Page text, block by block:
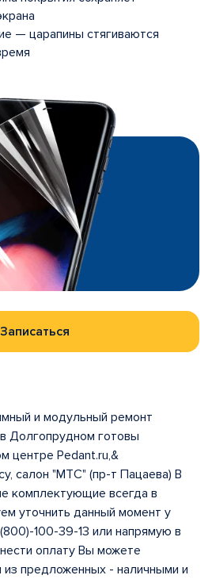
— царапины стягиваются
Записаться
и модульный ремонт
Долгопрудном готовы
центре Pedant.ru,&
салон "МТС" (пр-т Пацаева) В
комплектующие всегда в
уточнить данный момент у
100-39-13 или напрямую в
оплату Вы можете
предложенных - наличными и